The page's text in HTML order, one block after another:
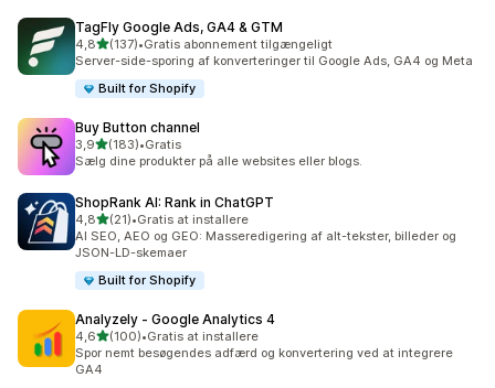
TagFly Google Ads, GA4 & GTM
4,8ud af 5 stjerner
(137)
137 anmeldelser i alt
•Gratis abonnement tilgængeligt
Server-side-sporing af konverteringer til Google Ads, GA4 og Meta
Built for Shopify
Buy Button channel
3,9ud af 5 stjerner
(183)
183 anmeldelser i alt
•Gratis
Sælg dine produkter på alle websites eller blogs.
ShopRank AI: Rank in ChatGPT
4,8ud af 5 stjerner
(21)
21 anmeldelser i alt
•Gratis at installere
AI SEO, AEO og GEO: Masseredigering af alt-tekster, billeder og
JSON-LD-skemaer
Built for Shopify
Analyzely ‑ Google Analytics 4
4,6ud af 5 stjerner
(100)
100 anmeldelser i alt
•Gratis at installere
Spor nemt besøgendes adfærd og konvertering ved at integrere
GA4